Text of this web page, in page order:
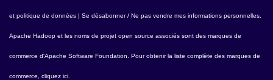
et politique de données | Se désabonner / Ne pas vendre mes informations personnelles
Apache Hadoop et les noms de projet open source associés sont des marques de
commerce d'Apache Software Foundation . Pour obtenir la liste complète des marques de
commerce, cliquez ici